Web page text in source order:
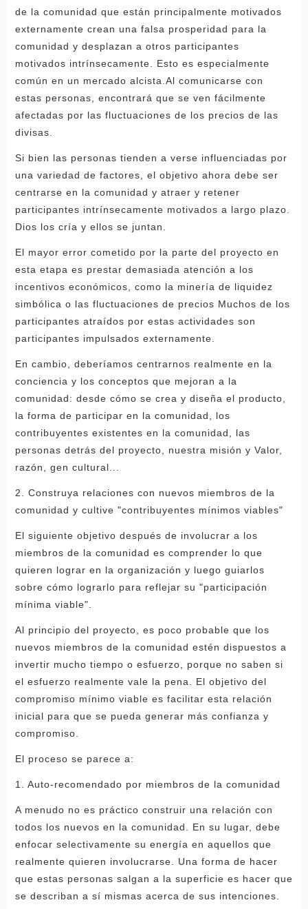
de la comunidad que están principalmente motivados
externamente crean una falsa prosperidad para la
comunidad y desplazan a otros participantes
motivados intrínsecamente. Esto es especialmente
común en un mercado alcista.Al comunicarse con
estas personas, encontrará que se ven fácilmente
afectadas por las fluctuaciones de los precios de las
divisas.
Si bien las personas tienden a verse influenciadas por
una variedad de factores, el objetivo ahora debe ser
centrarse en la comunidad y atraer y retener
participantes intrínsecamente motivados a largo plazo.
Dios los cría y ellos se juntan.
El mayor error cometido por la parte del proyecto en
esta etapa es prestar demasiada atención a los
incentivos económicos, como la minería de liquidez
simbólica o las fluctuaciones de precios Muchos de los
participantes atraídos por estas actividades son
participantes impulsados ​​​​externamente.
En cambio, deberíamos centrarnos realmente en la
conciencia y los conceptos que mejoran a la
comunidad: desde cómo se crea y diseña el producto,
la forma de participar en la comunidad, los
contribuyentes existentes en la comunidad, las
personas detrás del proyecto, nuestra misión y Valor,
razón, gen cultural...
2. Construya relaciones con nuevos miembros de la
comunidad y cultive "contribuyentes mínimos viables"
El siguiente objetivo después de involucrar a los
miembros de la comunidad es comprender lo que
quieren lograr en la organización y luego guiarlos
sobre cómo lograrlo para reflejar su "participación
mínima viable".
Al principio del proyecto, es poco probable que los
nuevos miembros de la comunidad estén dispuestos a
invertir mucho tiempo o esfuerzo, porque no saben si
el esfuerzo realmente vale la pena. El objetivo del
compromiso mínimo viable es facilitar esta relación
inicial para que se pueda generar más confianza y
compromiso.
El proceso se parece a:
1. Auto-recomendado por miembros de la comunidad
A menudo no es práctico construir una relación con
todos los nuevos en la comunidad. En su lugar, debe
enfocar selectivamente su energía en aquellos que
realmente quieren involucrarse. Una forma de hacer
que estas personas salgan a la superficie es hacer que
se describan a sí mismas acerca de sus intenciones.